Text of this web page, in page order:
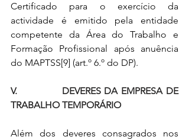
Certificado para o exercício da
actividade é emitido pela entidade
competente da Área do Trabalho e
Formação Profissional após anuência
do MAPTSS[9] (art.º 6.º do DP).
V.             DEVERES DA EMPRESA DE
TRABALHO TEMPORÁRIO
Além dos deveres consagrados nos